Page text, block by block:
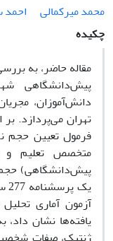
محمد میرکمالی
احمد
چکیده
مقاله حاضر، به
پیش‌دانشگاهی
دانش‌آموزان،
تهران می‌پردازد.
پیش‌دانشگاهی)
آزمون آماری